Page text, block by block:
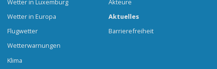
Wetter in Luxemburg
Wetter in Europa
Flugwetter
Wetterwarnungen
Klima
Akteure
Aktuelles
Barrierefreiheit